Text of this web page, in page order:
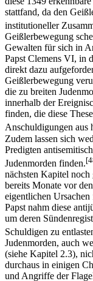
stattfand, da den
institutioneller
Geißlerbewegung
Gewalten für sich in
Papst Clemens VI, in
direkt dazu
Geißlerbewegung
die zu breiten
innerhalb der
finden, die diese
Anschuldigungen aus
Zudem lassen sich
Predigten
Judenmorden finden.
nächsten Kapitel
bereits Monate vor
eigentlichen
Papst nahm diese
um deren
Schuldigen zu
Judenmorden, auch
(siehe Kapitel 2.3),
durchaus in einigen
und Angriffe der